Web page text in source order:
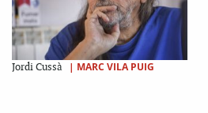
Jordi Cussà | MARC VILA PUIG